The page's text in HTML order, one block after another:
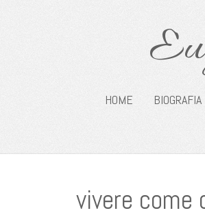
HOME BIOGRAFIA
vivere come